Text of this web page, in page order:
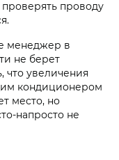
проводу
менеджер в
не берет
что увеличения
кондиционером
место, но
напросто не